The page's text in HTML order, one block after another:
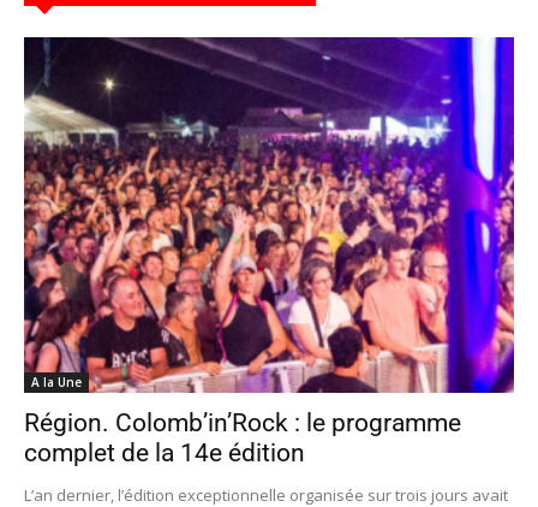
A la Une
Région. Colomb’in’Rock : le programme
complet de la 14e édition
L’an dernier, l’édition exceptionnelle organisée sur trois jours avait